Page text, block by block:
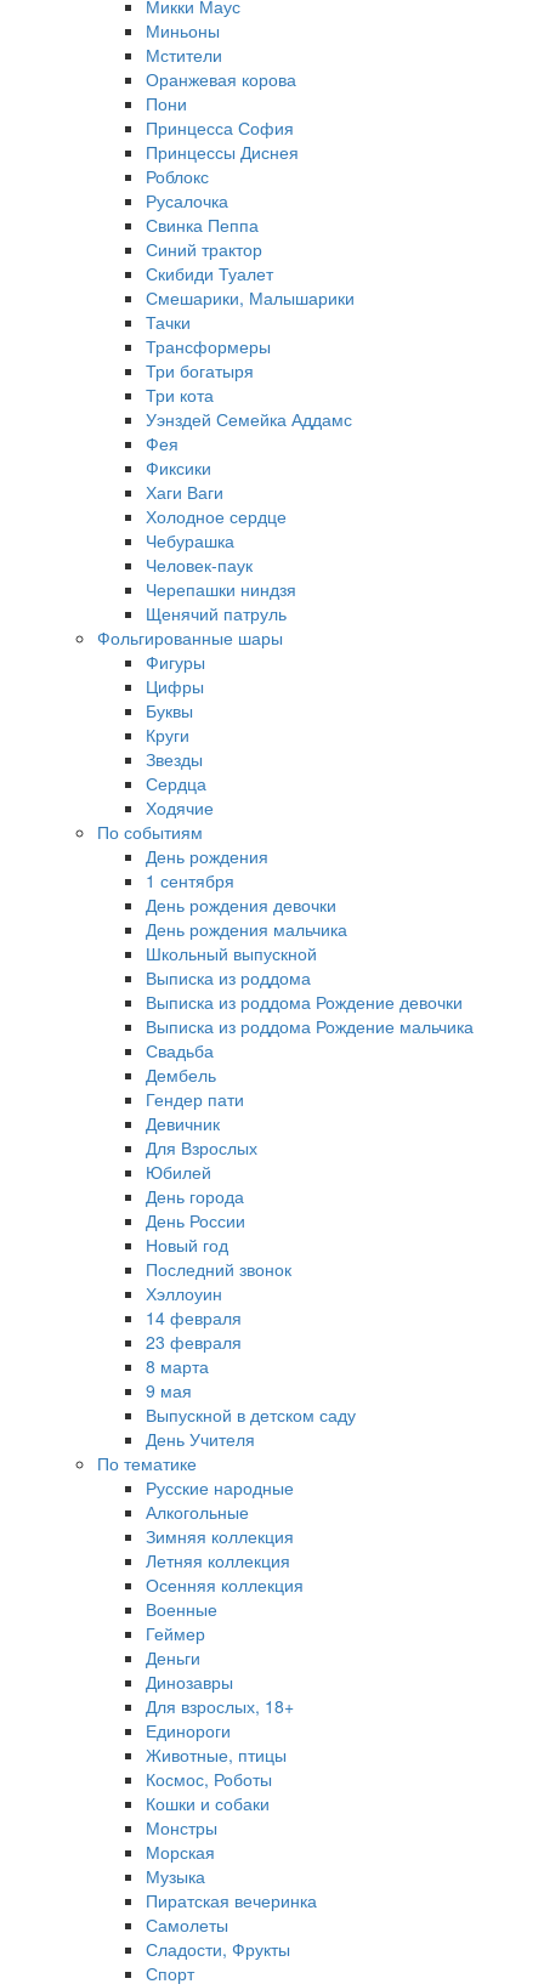
Микки Маус
Миньоны
Мстители
Оранжевая корова
Пони
Принцесса София
Принцессы Диснея
Роблокс
Русалочка
Свинка Пеппа
Синий трактор
Скибиди Туалет
Смешарики, Малышарики
Тачки
Трансформеры
Три богатыря
Три кота
Уэнздей Семейка Аддамс
Фея
Фиксики
Хаги Ваги
Холодное сердце
Чебурашка
Человек-паук
Черепашки ниндзя
Щенячий патруль
Фольгированные шары
Фигуры
Цифры
Буквы
Круги
Звезды
Сердца
Ходячие
По событиям
День рождения
1 сентября
День рождения девочки
День рождения мальчика
Школьный выпускной
Выписка из роддома
Выписка из роддома Рождение девочки
Выписка из роддома Рождение мальчика
Свадьба
Дембель
Гендер пати
Девичник
Для Взрослых
Юбилей
День города
День России
Новый год
Последний звонок
Хэллоуин
14 февраля
23 февраля
8 марта
9 мая
Выпускной в детском саду
День Учителя
По тематике
Русские народные
Алкогольные
Зимняя коллекция
Летняя коллекция
Осенняя коллекция
Военные
Геймер
Деньги
Динозавры
Для взрослых, 18+
Единороги
Животные, птицы
Космос, Роботы
Кошки и собаки
Монстры
Морская
Музыка
Пиратская вечеринка
Самолеты
Сладости, Фрукты
Спорт